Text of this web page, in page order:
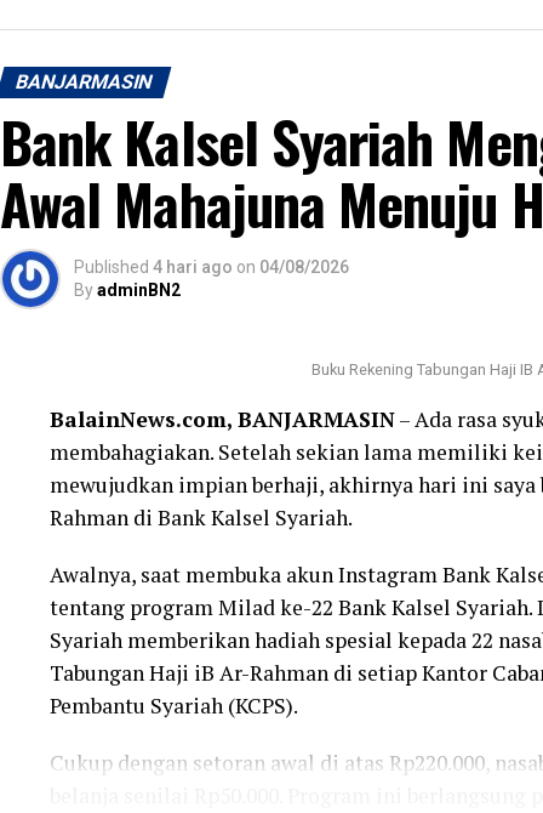
BANJARMASIN
Bank Kalsel Syariah
Awal Mahajuna Menuju
Published 4 hari ago on 04/08/2026
ByadminBN2
Buku Rekening Tabungan Haji
BalainNews.com, BANJARMASIN– Ada rasa
membahagiakan. Setelah sekian lama memiliki
mewujudkan impian berhaji, akhirnya hari ini
Rahman di Bank Kalsel Syariah.
Awalnya, saat membuka akun Instagram Bank
tentang program Milad ke-22 Bank Kalsel
Syariah memberikan hadiah spesial kepada 22
Tabungan Haji iB Ar-Rahman di setiap Kantor
Pembantu Syariah (KCPS).
Cukup dengan setoran awal di atas Rp220.000,